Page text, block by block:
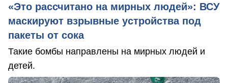
«Это рассчитано на мирных людей»: ВСУ
маскируют взрывные устройства под
пакеты от сока
Такие бомбы направлены на мирных людей и
детей.